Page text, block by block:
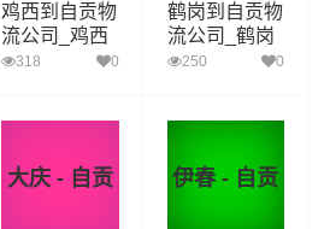
鸡西到自贡物
流公司_鸡西
到自贡货运_
318 0
鹤岗到自贡物
流公司_鹤岗
到自贡货运_
250 0
大庆 - 自贡 伊春 - 自贡